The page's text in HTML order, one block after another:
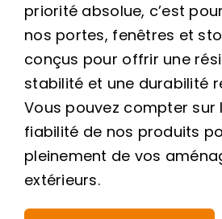
priorité absolue, c’est
nos portes, fenêtres et
conçus pour offrir une
stabilité et une durabilité
Vous pouvez compter sur
fiabilité de nos produits
pleinement de vos
extérieurs.